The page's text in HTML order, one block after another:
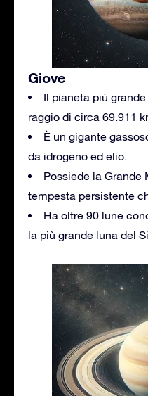
Giove
Il pianeta più
raggio di circa 69.911
È un gigante
da idrogeno ed elio.
Possiede la Grande
tempesta persistente
Ha oltre 90 lune
la più grande luna del